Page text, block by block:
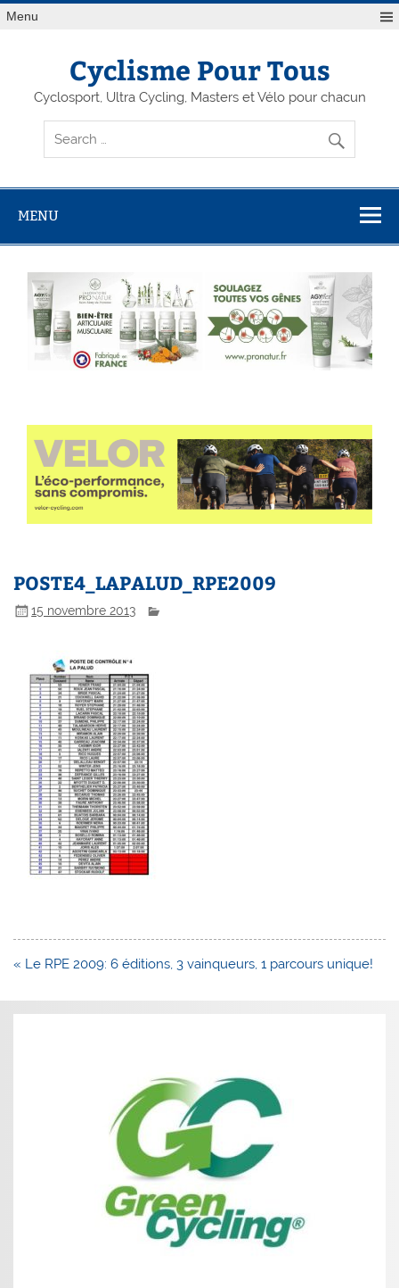
Menu
Cyclisme Pour Tous
Cyclosport, Ultra Cycling, Masters et Vélo pour chacun
MENU
POSTE4_LAPALUD_RPE2009
15 novembre 2013
Navigation
l’article
« Le RPE 2009: 6 éditions, 3 vainqueurs, 1 parcours unique!